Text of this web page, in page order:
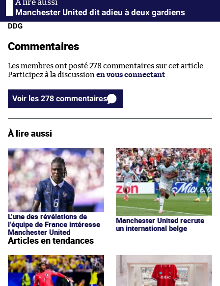
Manchester United dit adieu à deux gardiens
DDG
Commentaires
Les membres ont posté 278 commentaires sur cet article.
Participez à la discussion en vous connectant .
Voir les 278 commentaires
À lire aussi
L’une des révélations de
l’équipe de France intéresse
Manchester United
Manchester United recrute
un international belge
Articles en tendances